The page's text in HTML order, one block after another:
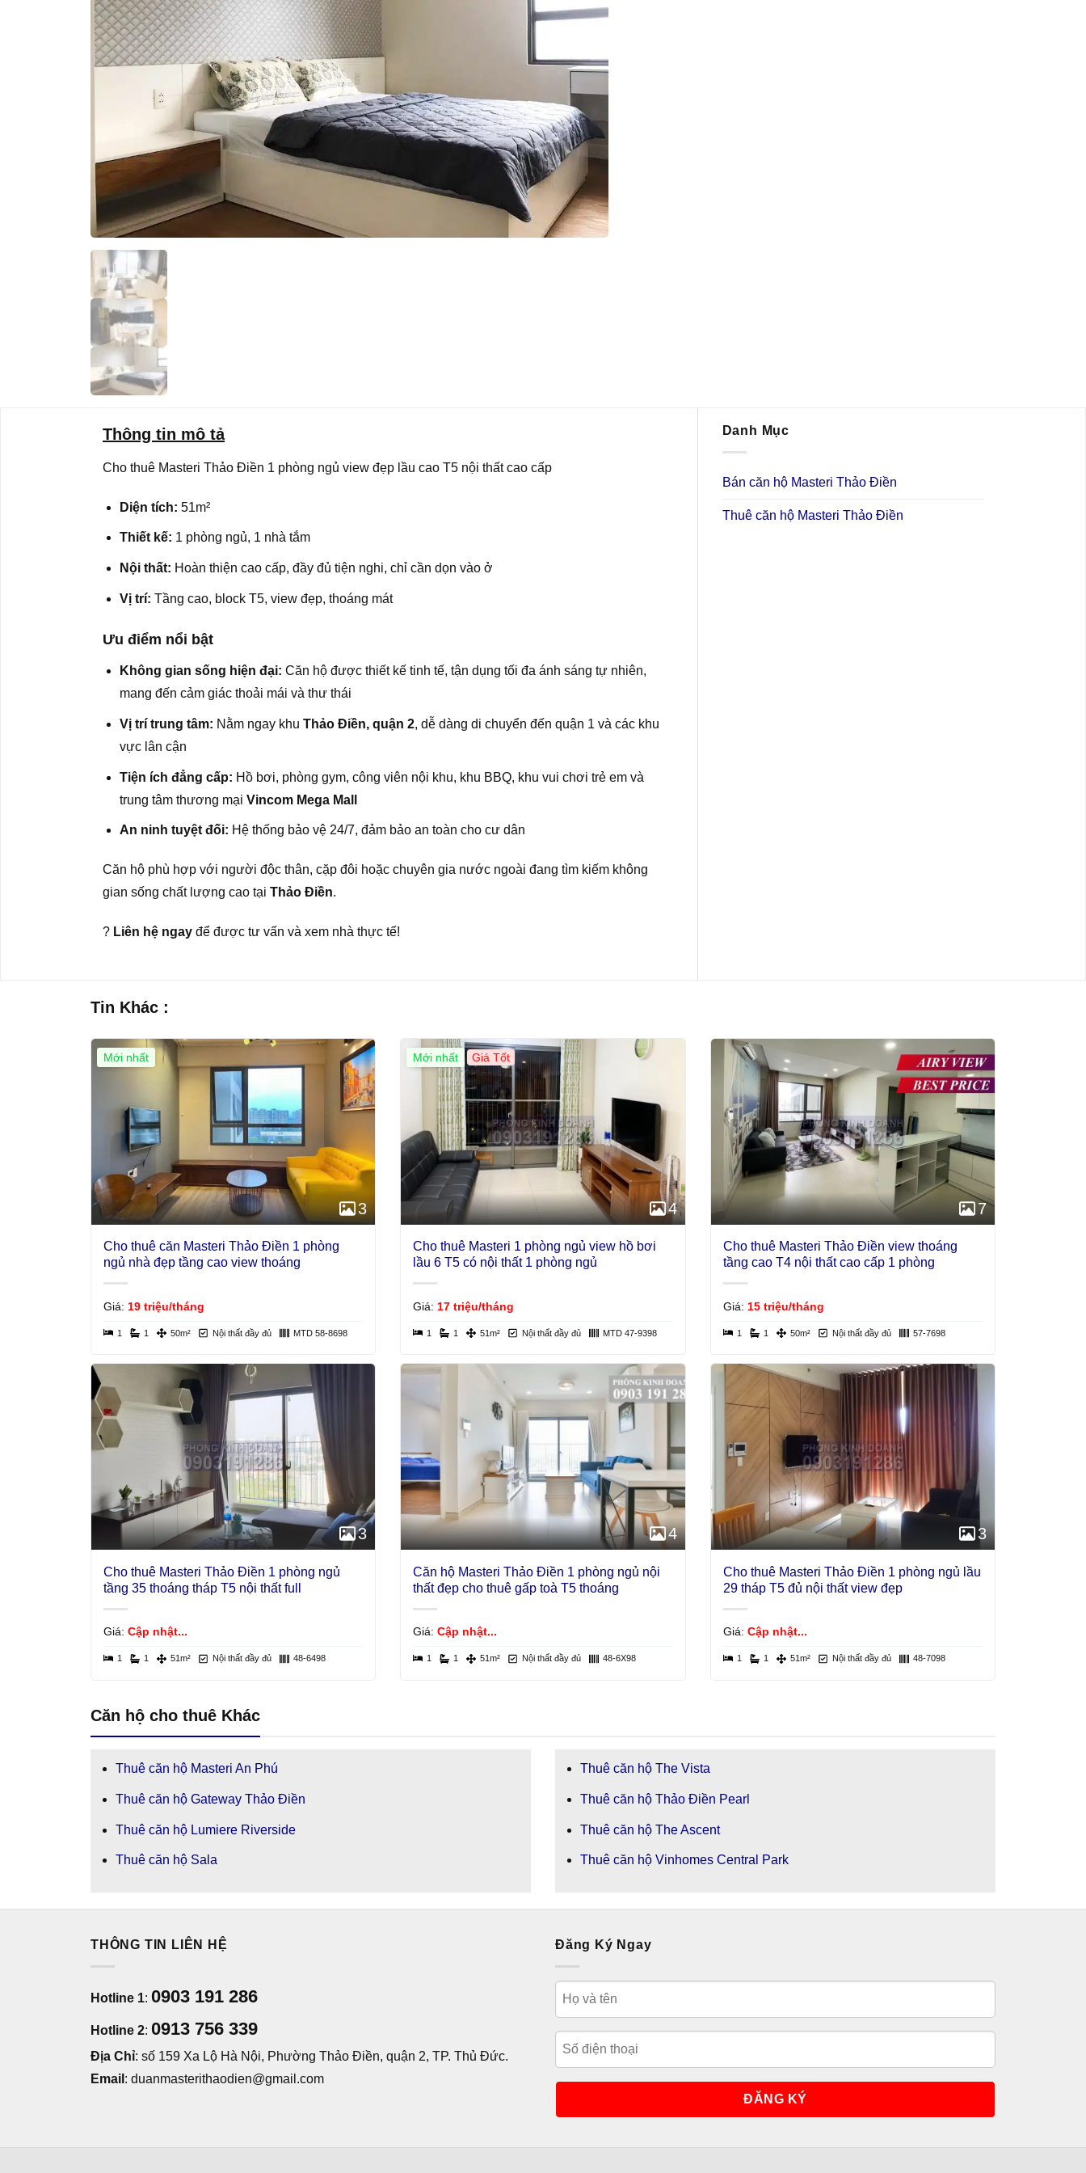
Thông tin mô tả
Cho thuê Masteri Thảo Điền 1 phòng ngủ view đẹp lầu cao T5 nội thất cao cấp
Diện tích: 51m²
Thiết kế: 1 phòng ngủ, 1 nhà tắm
Nội thất: Hoàn thiện cao cấp, đầy đủ tiện nghi, chỉ cần dọn vào ở
Vị trí: Tầng cao, block T5, view đẹp, thoáng mát
Ưu điểm nổi bật
Không gian sống hiện đại: Căn hộ được thiết kế tinh tế, tận dụng tối đa ánh sáng tự nhiên,
mang đến cảm giác thoải mái và thư thái
Vị trí trung tâm: Nằm ngay khu Thảo Điền, quận 2, dễ dàng di chuyển đến quận 1 và các khu
vực lân cận
Tiện ích đẳng cấp: Hồ bơi, phòng gym, công viên nội khu, khu BBQ, khu vui chơi trẻ em và
trung tâm thương mại Vincom Mega Mall
An ninh tuyệt đối: Hệ thống bảo vệ 24/7, đảm bảo an toàn cho cư dân
Căn hộ phù hợp với người độc thân, cặp đôi hoặc chuyên gia nước ngoài đang tìm kiếm không
gian sống chất lượng cao tại Thảo Điền.
? Liên hệ ngay để được tư vấn và xem nhà thực tế!
Danh Mục
Bán căn hộ Masteri Thảo Điền
Thuê căn hộ Masteri Thảo Điền
Tin Khác :
Mới nhất
3
Cho thuê căn Masteri Thảo Điền 1 phòng
ngủ nhà đẹp tầng cao view thoáng
Giá: 19 triệu/tháng
1 1 50m² Nội thất đầy đủ MTD 58-8698
Mới nhất Giá Tốt
4
Cho thuê Masteri 1 phòng ngủ view hồ bơi
lầu 6 T5 có nội thất 1 phòng ngủ
Giá: 17 triệu/tháng
1 1 51m² Nội thất đầy đủ MTD 47-9398
7
Cho thuê Masteri Thảo Điền view thoáng
tầng cao T4 nội thất cao cấp 1 phòng
Giá: 15 triệu/tháng
1 1 50m² Nội thất đầy đủ 57-7698
3
Cho thuê Masteri Thảo Điền 1 phòng ngủ
tầng 35 thoáng tháp T5 nội thất full
Giá: Cập nhật...
1 1 51m² Nội thất đầy đủ 48-6498
4
Căn hộ Masteri Thảo Điền 1 phòng ngủ nội
thất đẹp cho thuê gấp toà T5 thoáng
Giá:Cập nhật...
1 1 51m² Nội thất đầy đủ 48-6X98
3
Cho thuê Masteri Thảo Điền 1 phòng ngủ lầu
29 tháp T5 đủ nội thất view đẹp
Giá: Cập nhật...
1 1 51m² Nội thất đầy đủ 48-7098
Căn hộ cho thuê Khác
Thuê căn hộ Masteri An Phú
Thuê căn hộ Gateway Thảo Điền
Thuê căn hộ Lumiere Riverside
Thuê căn hộ Sala
Thuê căn hộ The Vista
Thuê căn hộ Thảo Điền Pearl
Thuê căn hộ The Ascent
Thuê căn hộ Vinhomes Central Park
THÔNG TIN LIÊN HỆ
Hotline 1: 0903 191 286
Hotline 2: 0913 756 339
Địa Chỉ: số 159 Xa Lộ Hà Nội, Phường Thảo Điền, quận 2, TP. Thủ Đức.
Email : duanmasterithaodien@gmail.com
Đăng Ký Ngay